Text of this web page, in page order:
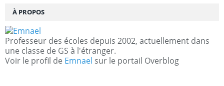
À PROPOS
Professeur des écoles depuis 2002, actuellement dans
une classe de GS à l'étranger.
Voir le profil de Emnael sur le portail Overblog